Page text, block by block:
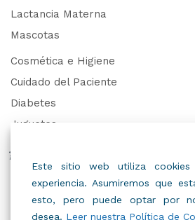
Lactancia Materna
Mascotas
Cosmética e Higiene
Cuidado del Paciente
Diabetes
Juguetes
Trabaja con Nosotros
Este sitio web utiliza cookies
experiencia. Asumiremos que
esto, pero puede optar por
desea. Leer nuestra Política de